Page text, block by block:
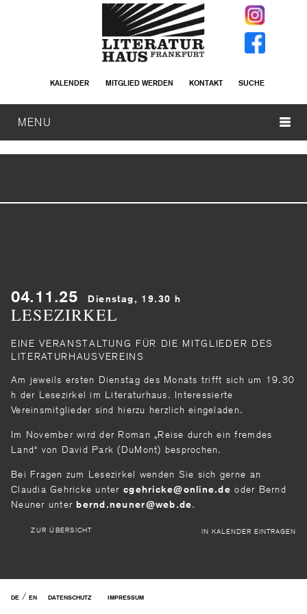
KALENDER MITGLIED WERDEN KONTAKT SUCHE
MENU
04.11.25 Dienstag, 19.30 h
LESEZIRKEL
EINE VERANSTALTUNG FÜR DIE MITGLIEDER DES
LITERATURHAUSVEREINS
Am jeweils ersten Dienstag des Monats trifft sich um 19.30
h der Lesezirkel im Literaturhaus. Interessierte
Vereinsmitglieder sind hierzu herzlich eingeladen.
Im November wird der Roman „Reise durch ein fremdes
Land“ von David Park (DuMont) besprochen.
Bei Fragen zum Lesezirkel wenden Sie sich gerne an
Claudia Gehricke untercgehricke online de oder Bernd
Neuner unterbernd.neuner web de.
ZUR ÜBERSICHT IN KALENDER EINTRAGEN
DE / EN DATENSCHUTZ IMPRESSUM